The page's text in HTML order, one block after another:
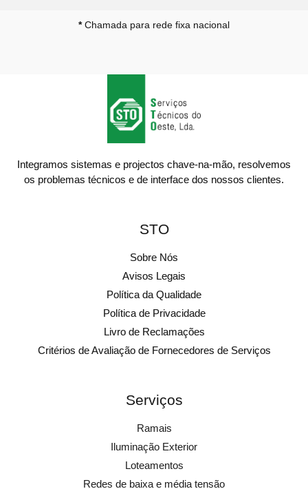
*Chamada para rede fixa nacional
Integramos sistemas e projectos chave-na-mão, resolvemos
os problemas técnicos e de interface dos nossos clientes.
STO
Sobre Nós
Avisos Legais
Política da Qualidade
Política de Privacidade
Livro de Reclamações
Critérios de Avaliação de Fornecedores de Serviços
Serviços
Ramais
Iluminação Exterior
Loteamentos
Redes de baixa e média tensão